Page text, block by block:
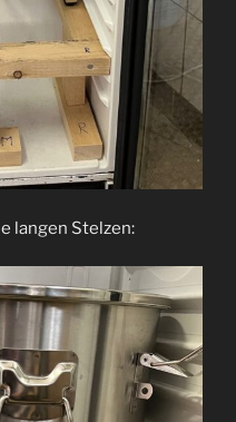
langen Stelzen: